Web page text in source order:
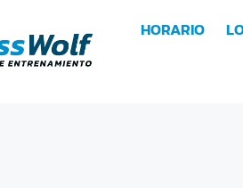
HORARIO